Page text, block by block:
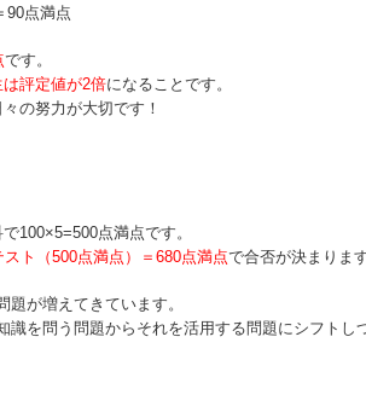
90点満点
です。
は評定値が2倍になることです。
の努力が大切です！
100×5=500点満点です。
ト（500点満点）＝680点満点で合否が決まります
が増えてきています。
を問う問題からそれを活用する問題にシフトし